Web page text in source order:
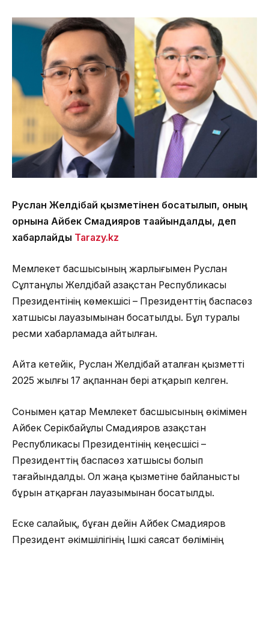
Руслан Желдібай қызметінен босатылып, оның
орнына Айбек Смадияров тағайындалды, деп
хабарлайды Tarazy.kz
Мемлекет басшысының жарлығымен Руслан
Сұлтанұлы Желдібай Қазақстан Республикасы
Президентінің көмекшісі – Президенттің баспасөз
хатшысы лауазымынан босатылды. Бұл туралы
ресми хабарламада айтылған.
Айта кетейік, Руслан Желдібай аталған қызметті
2025 жылғы 17 ақпаннан бері атқарып келген.
Сонымен қатар Мемлекет басшысының өкімімен
Айбек Серікбайұлы Смадияров Қазақстан
Республикасы Президентінің кеңесшісі –
Президенттің баспасөз хатшысы болып
тағайындалды. Ол жаңа қызметіне байланысты
бұрын атқарған лауазымынан босатылды.
Еске салайық, бұған дейін Айбек Смадияров
Президент әкімшілігінің Ішкі саясат бөлімінің